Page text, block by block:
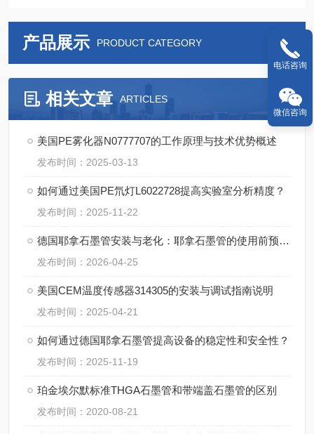
产品展示 PRODUCT CATEGORY
相关文章 ARTICLES
美国PE雾化器N0777707的工作原理与技术优势概述
发布时间：2025-03-13
如何通过美国PE氘灯L6022728提高实验室分析精度？
发布时间：2025-11-22
德国耶拿石墨管安装与老化：耶拿石墨管的使用前预处理步骤
发布时间：2026-04-25
美国CEM温度传感器314305的安装与调试指南说明
发布时间：2025-04-21
如何通过德国耶拿石墨管提高设备的稳定性和安全性？
发布时间：2025-11-19
珀金埃尔默标准THGA石墨管和带端盖石墨管的区别
发布时间：2020-08-21
电话咨询
微信咨询